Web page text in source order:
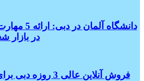
دانشگاه
در